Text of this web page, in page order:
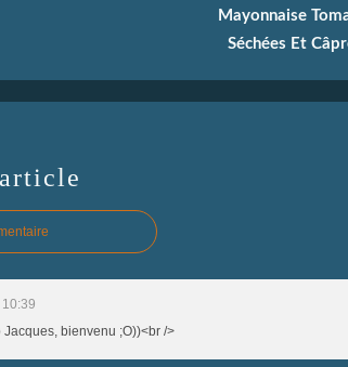
Mayonnaise
Séchées Et
bienvenu ;O))<br />